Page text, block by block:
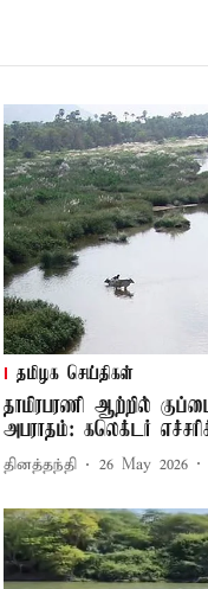
தமிழக செய்திகள்
தாமிரபரணி ஆற்றில்
அபராதம்: கலெக்டர்
தினத்தந்தி 26 May 2026